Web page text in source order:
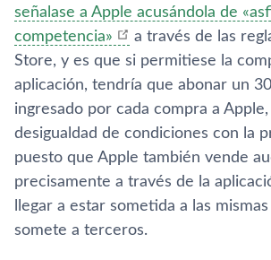
señalase a Apple acusándola de
competencia»
a través de las
Store, y es que si permitiese la
aplicación, tendría que abonar un
ingresado por cada compra a
desigualdad de condiciones con la
puesto que Apple también vende
precisamente a través de la
llegar a estar sometida a las
somete a terceros.